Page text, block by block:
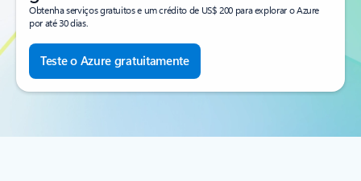
Obtenha serviços gratuitos e um crédito de US$ 200 para explorar o Azure
por até 30 dias.
Teste o Azure gratuitamente